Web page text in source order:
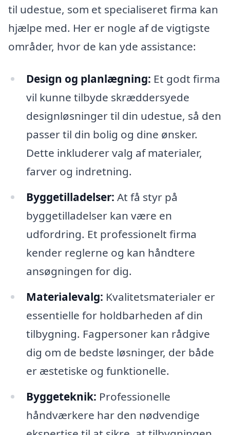
til udestue, som et specialiseret firma kan
hjælpe med. Her er nogle af de vigtigste
områder, hvor de kan yde assistance:
Design og planlægning: Et godt firma
vil kunne tilbyde skræddersyede
designløsninger til din udestue, så den
passer til din bolig og dine ønsker.
Dette inkluderer valg af materialer,
farver og indretning.
Byggetilladelser: At få styr på
byggetilladelser kan være en
udfordring. Et professionelt firma
kender reglerne og kan håndtere
ansøgningen for dig.
Materialevalg: Kvalitetsmaterialer er
essentielle for holdbarheden af din
tilbygning. Fagpersoner kan rådgive
dig om de bedste løsninger, der både
er æstetiske og funktionelle.
Byggeteknik: Professionelle
håndværkere har den nødvendige